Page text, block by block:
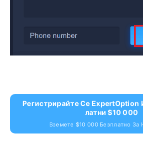
Регистрирайте Се ExpertOption
Латни $10 000
Вземете $10 000 Безплатно За